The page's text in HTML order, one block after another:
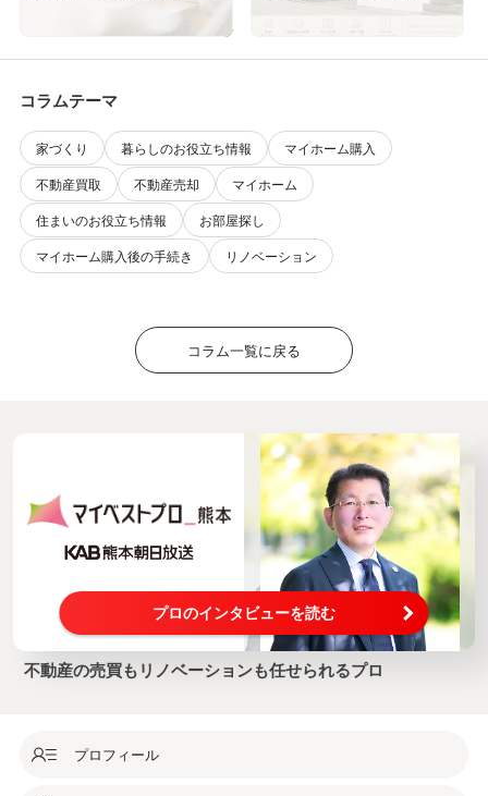
コラムテーマ
家づくり 暮らしのお役立ち情報
マイホーム購入
不動産買取
不動産売却
マイホーム
住まいのお役立ち情報
お部屋探し
マイホーム購入後の手続き
リノベーション
コラム一覧に戻る
プロのインタビューを読む
不動産の売買もリノベーションも任せられるプロ
プロフィール